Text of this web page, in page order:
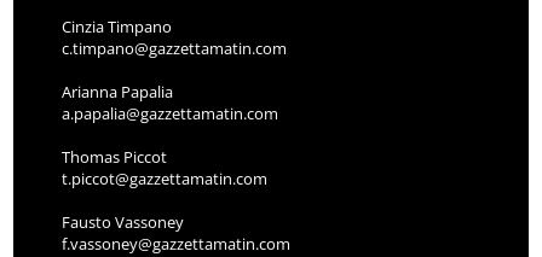
Cinzia Timpano
c.timpano@gazzettamatin.com
Arianna Papalia
a.papalia@gazzettamatin.com
Thomas Piccot
t.piccot@gazzettamatin.com
Fausto Vassoney
f.vassoney@gazzettamatin.com